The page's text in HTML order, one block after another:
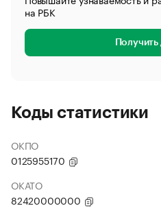
на РБК
Коды статистики
ОКПО
0125955170
ОКАТО
82420000000